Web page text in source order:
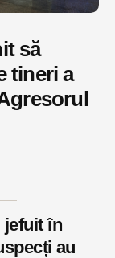
să
tineri a
jefuit în
au